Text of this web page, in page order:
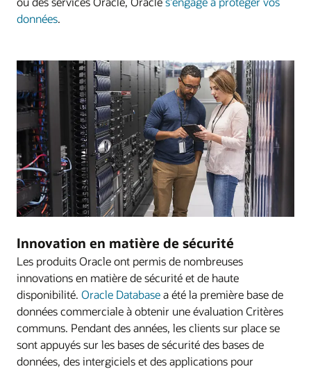
données.
Innovation en matière de sécurité
Les produits Oracle ont permis de nombreuses
innovations en matière de sécurité et de haute
disponibilité. Oracle Databasea été la première base de
données commerciale à obtenir une évaluation Critères
communs. Pendant des années, les clients sur place se
sont appuyés sur les bases de sécurité des bases de
données, des intergiciels et des applications pour